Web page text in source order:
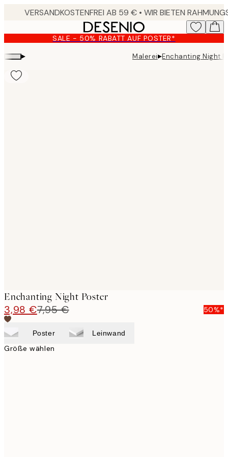
content.
SALE - 50% RABATT AUF POSTER*
▸ Malerei▸Enchanting Night
Enchanting Night Poster
3,98 €7,95 € 50%*
Poster Leinwand
Größe wählen